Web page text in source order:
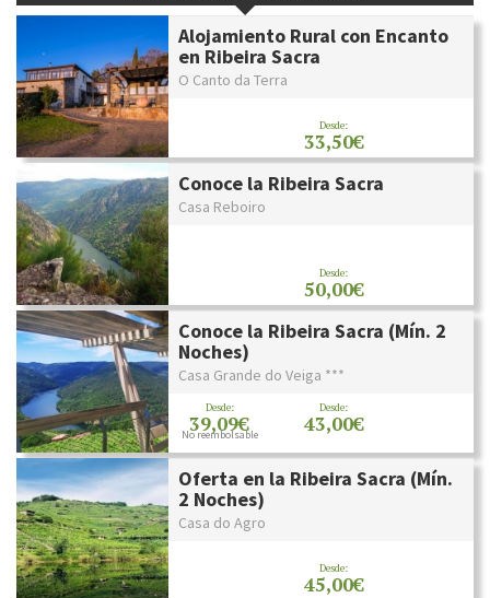
Alojamiento Rural con Encanto
en Ribeira Sacra
O Canto da Terra
Desde:
33,50€
Conoce la Ribeira Sacra
Casa Reboiro
Desde:
50,00€
Conoce la Ribeira Sacra (Mín. 2
Noches)
Casa Grande do Veiga ***
Desde:
39,09€
No reembolsable
Desde:
43,00€
Oferta en la Ribeira Sacra (Mín.
2 Noches)
Casa do Agro
Desde:
45,00€